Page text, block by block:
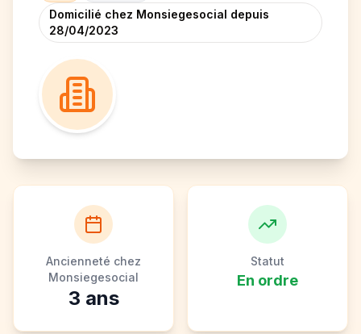
Domicilié chez Monsiegesocial depuis
28/04/2023
Ancienneté chez
Monsiegesocial
3 ans
Statut
En ordre